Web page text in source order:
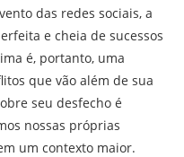
das redes sociais, a
e cheia de sucessos
é, portanto, uma
que vão além de sua
seu desfecho é
nossas próprias
um contexto maior.